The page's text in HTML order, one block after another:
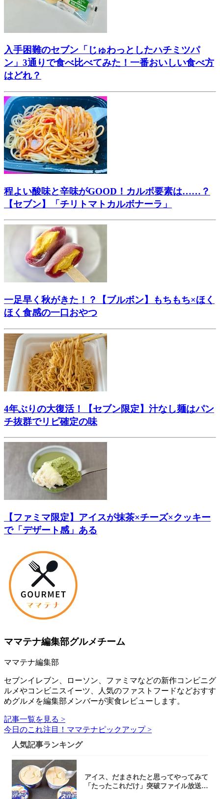
入手困難のセブン「じゅわっとしたハチミツパ
ン」3通りで食べ比べてみた！一番おいしい食べ方
はどれ？
程よい酸味と辛味がGOOD！カルボ要素は……？
【セブン】「チリトマトカルボナーラ」
一足早く秋がきた！？【ブルボン】もちもち×ほく
ほく食感の一口おやつ
4年ぶりの大復活！【セブン限定】汁なし麺はパン
チ抜群でリピ確定の味
【ファミマ限定】アイスが抹茶×チーズ×クッキー
で「デザート感」ある
ママテナ編集部グルメチーム
ママテナ編集部
セブンイレブン、ローソン、ファミマなどの新作コンビニグ
ルメやコンビニスイーツ、人気のファストフードなどおすす
めグルメを編集部メンバーが実食レビューします。
記事一覧を見る >
今日のこれ注目！ママテナピックアップ >
人気記事ランキング
アイス、だまされたと思ってやってみて
「たったこれだけ」突破ファイル放送で